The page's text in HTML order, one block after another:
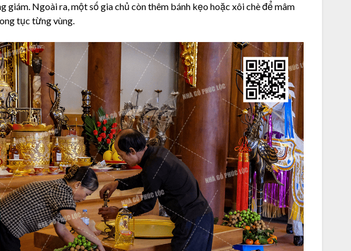
giám. Ngoài ra, một số gia chủ còn thêm bánh kẹo hoặc xôi chè để mâm
tục từng vùng.